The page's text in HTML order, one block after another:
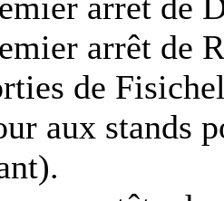
arrêt de
de
aux stands